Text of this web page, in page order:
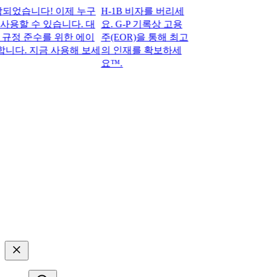
습니다! 이제 누구
수 있습니다. 대
준수를 위한 에이
. 지금 사용해 보세
H-1B 비자를 버리세
요. G-P 기록상 고용
주(EOR)을 통해 최고
의 인재를 확보하세
요™.​​